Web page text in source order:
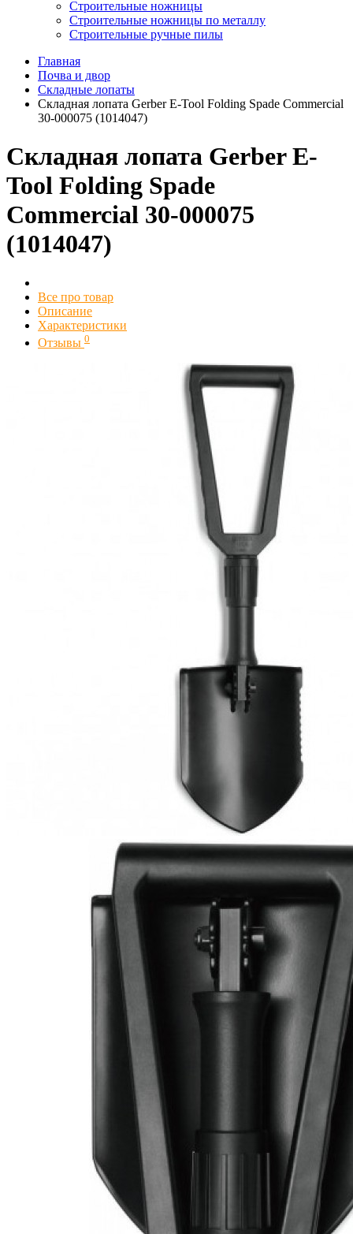
Строительные ножницы
Строительные ножницы по металлу
Строительные ручные пилы
Главная
Почва и двор
Складные лопаты
Складная лопата Gerber E-Tool Folding Spade Commercial
30-000075 (1014047)
Складная лопата Gerber E-
Tool Folding Spade
Commercial 30-000075
(1014047)
Все про товар
Описание
Характеристики
Отзывы 0